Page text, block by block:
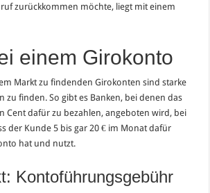
zurückkommen möchte, liegt mit einem
einem Girokonto
Markt zu findenden Girokonten sind starke
zu finden. So gibt es Banken, bei denen das
Cent dafür zu bezahlen, angeboten wird, bei
der Kunde 5 bis gar 20 € im Monat dafür
hat und nutzt.
Kontoführungsgebühr